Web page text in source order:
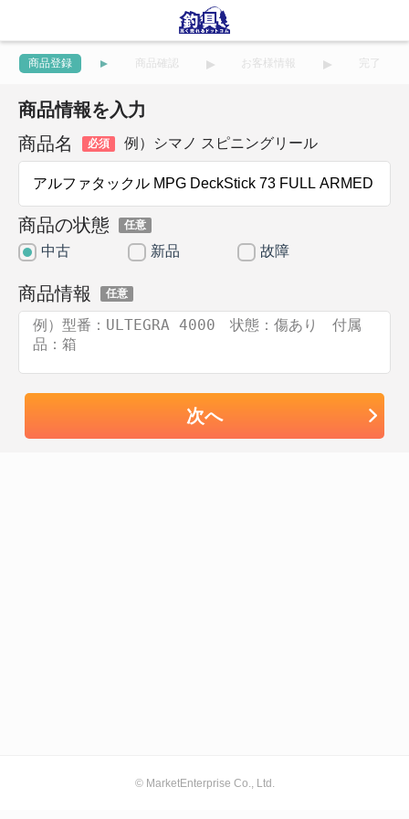
商品登録 商品確認 お客様情報 完了
商品情報を入力
商品名
必須 例）シマノ スピニングリール
商品の状態 任意
中古 新品 故障
商品情報 任意
次へ
© MarketEnterprise Co., Ltd.